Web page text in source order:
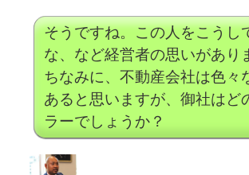
そうですね。この人をこうし
な、など経営者の思いがあり
ちなみに、不動産会社は色々
あると思いますが、御社はど
ラーでしょうか？